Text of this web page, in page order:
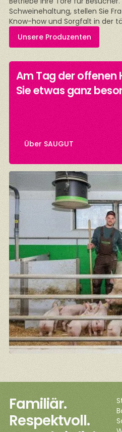
Schweinehaltung, stellen Sie
Know-how und Sorgfalt in der
Unsere Produzenten
Am Tag der offenen
Sie etwas ganz
Über SAUGUT
Familiär.
Respektvoll.